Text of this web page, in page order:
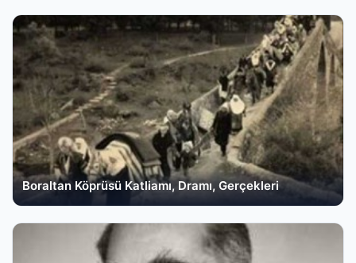
Boraltan Köprüsü Katliamı, Dramı, Gerçekleri